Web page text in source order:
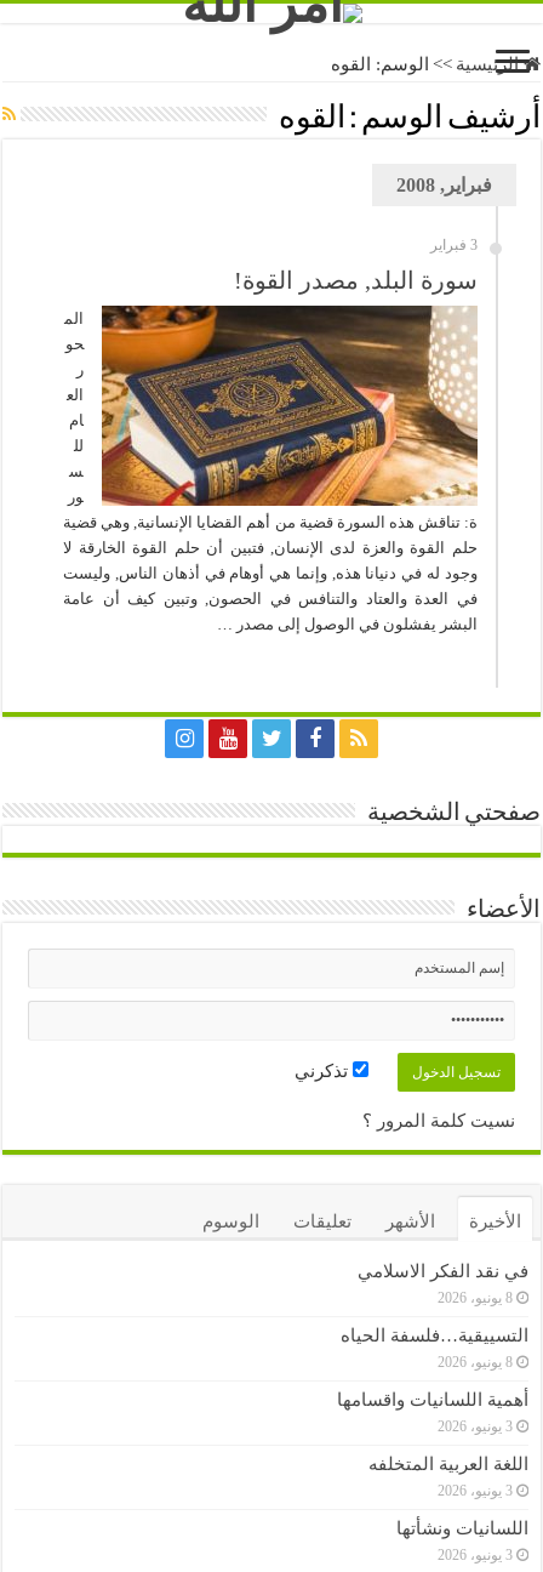
الرئيسية >> الوسم: القوه
أرشيف الوسم : القوه
فبراير, 2008
3 فبراير
سورة البلد, مصدر القوة!
الم
حو
ر
الع
ام
لل
س
ور
ة: تناقش هذه السورة قضية من أهم القضايا الإنسانية, وهي قضية
حلم القوة والعزة لدى الإنسان, فتبين أن حلم القوة الخارقة لا
وجود له في دنيانا هذه, وإنما هي أوهام في أذهان الناس, وليست
في العدة والعتاد والتنافس في الحصون, وتبين كيف أن عامة
البشر يفشلون في الوصول إلى مصدر …
صفحتي الشخصية
الأعضاء
تذكرني
نسيت كلمة المرور ؟
الأخيرة الأشهر تعليقات الوسوم
في نقد الفكر الاسلامي
8 يونيو، 2026
التسييقية…فلسفة الحياه
8 يونيو، 2026
أهمية اللسانيات واقسامها
3 يونيو، 2026
اللغة العربية المتخلفه
3 يونيو، 2026
اللسانيات ونشأتها
3 يونيو، 2026